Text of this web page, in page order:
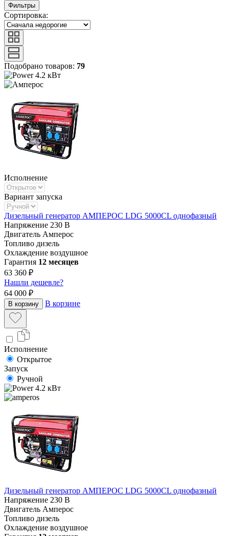
Фильтры
Сортировка:
Подобрано товаров: 79
4.2 кВт
Исполнение
Вариант запуска
Дизельный генератор АМПЕРОС LDG 5000CL однофазный
Напряжение 230 В
Двигатель Амперос
Топливо дизель
Охлаждение воздушное
Гарантия 12 месяцев
63 360 ₽
Нашли дешевле?
64 000 ₽
В корзину В корзине
Исполнение
Открытое
Запуск
Ручной
4.2 кВт
Дизельный генератор АМПЕРОС LDG 5000CL однофазный
Напряжение 230 В
Двигатель Амперос
Топливо дизель
Охлаждение воздушное